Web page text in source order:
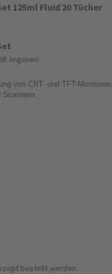
125ml Fluid 20 Tücher
Angaben)
von CRT- und TFT-
Scannern
bestellt werden.